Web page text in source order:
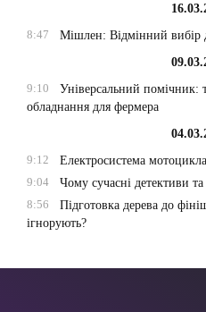
8:47
Мішлен: Відмінний вибір
9:10
Універсальний помічник:
обладнання для фермера
9:12
Електросистема
9:04
Чому сучасні детективи
8:56
Підготовка дерева до
ігнорують?